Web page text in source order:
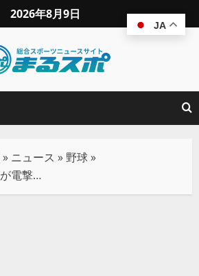
2026年8月9日
» ニュース » 野球»
【楽天】三木監督が電撃休養 4連敗で今季ワースト借金15、深夜に激震の「待ったなし」崩壊劇
JA